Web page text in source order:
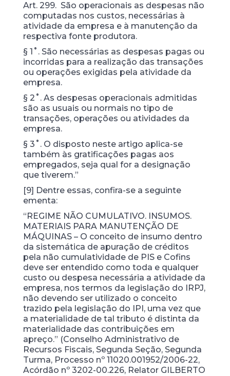
Art. 299. São operacionais as despesas não
computadas nos custos, necessárias à
atividade da empresa e à manutenção da
respectiva fonte produtora.
§ 1˚. São necessárias as despesas pagas ou
incorridas para a realização das transações
ou operações exigidas pela atividade da
empresa.
§ 2˚. As despesas operacionais admitidas
são as usuais ou normais no tipo de
transações, operações ou atividades da
empresa.
§ 3˚. O disposto neste artigo aplica-se
também às gratificações pagas aos
empregados, seja qual for a designação
que tiverem.”
[9] Dentre essas, confira-se a seguinte
ementa:
“REGIME NÃO CUMULATIVO. INSUMOS.
MATERIAIS PARA MANUTENÇÃO DE
MÁQUINAS – O conceito de insumo dentro
da sistemática de apuração de créditos
pela não cumulatividade de PIS e Cofins
deve ser entendido como toda e qualquer
custo ou despesa necessária a atividade da
empresa, nos termos da legislação do IRPJ,
não devendo ser utilizado o conceito
trazido pela legislação do IPI, uma vez que
a materialidade de tal tributo é distinta da
materialidade das contribuições em
apreço.” (Conselho Administrativo de
Recursos Fiscais, Segunda Seção, Segunda
Turma, Processo nº 11020.001952/2006-22,
Acórdão nº 3202-00.226, Relator GILBERTO